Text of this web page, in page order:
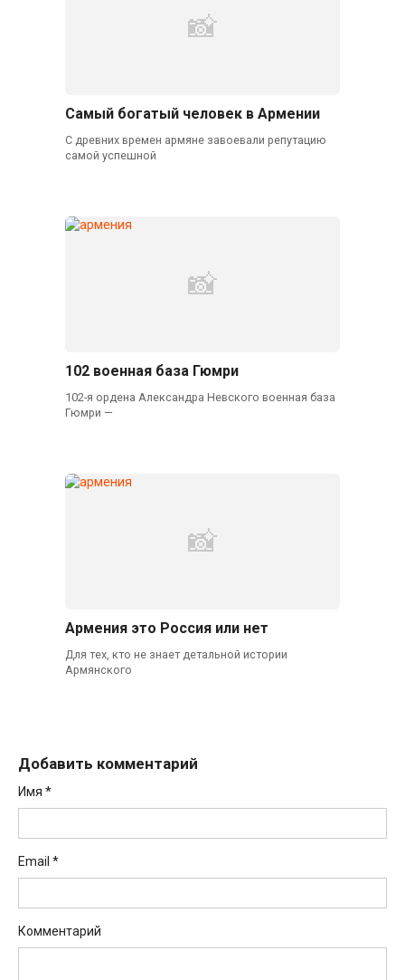
Самый богатый человек в Армении
С древних времен армяне завоевали репутацию
самой успешной
102 военная база Гюмри
102-я ордена Александра Невского военная база
Гюмри —
Армения это Россия или нет
Для тех, кто не знает детальной истории
Армянского
Добавить комментарий
Имя *
Email *
Комментарий